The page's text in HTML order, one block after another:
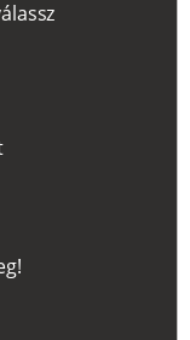
álassz
g!